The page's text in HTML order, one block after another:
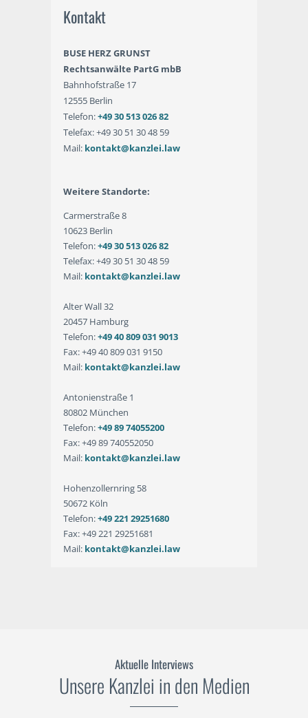
Kontakt
BUSE HERZ GRUNST
Rechtsanwälte PartG mbB
Bahnhofstraße 17
12555 Berlin
Telefon:+49 30 513 026 82
Telefax: +49 30 51 30 48 59
Mail: kontakt@kanzlei.law
Weitere Standorte:
Carmerstraße 8
10623 Berlin
Telefon:+49 30 513 026 82
Telefax: +49 30 51 30 48 59
Mail: kontakt@kanzlei.law
Alter Wall 32
20457 Hamburg
Telefon:+49 40 809 031 9013
Fax: +49 40 809 031 9150
Mail: kontakt@kanzlei.law
Antonienstraße 1
80802 München
Telefon:+49 89 74055200
Fax: +49 89 740552050
Mail: kontakt@kanzlei.law
Hohenzollernring 58
50672 Köln
Telefon:+49 221 29251680
Fax: +49 221 29251681
Mail: kontakt@kanzlei.law
Aktuelle Interviews
Unsere Kanzlei in den Medien